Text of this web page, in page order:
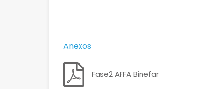
Anexos
Fase2 AFFA Binefar